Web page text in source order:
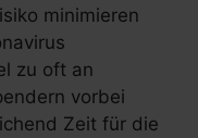
minimieren
zu oft an
vorbei
Zeit für die